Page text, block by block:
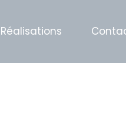
Réalisations